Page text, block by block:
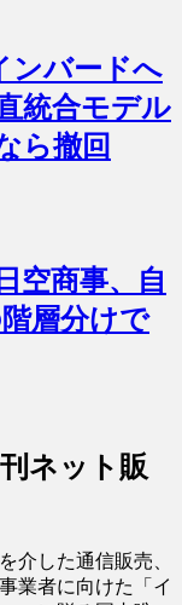
ンバードへ
統合モデル
ら撤回
空商事、自
層分けで
ネット販
介した通信販売、
業者に向けた「イ